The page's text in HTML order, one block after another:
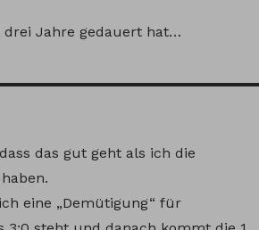
drei Jahre gedauert hat…
das gut geht als ich die
eine „Demütigung“ für